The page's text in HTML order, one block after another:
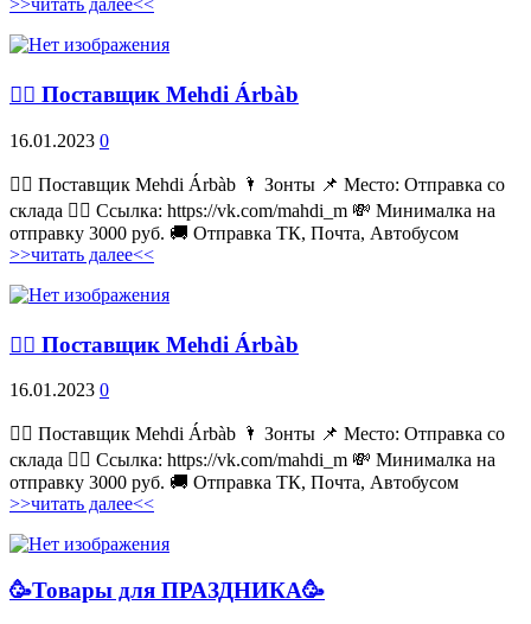
>>читать далее<<
💁‍♂ Поставщик Mehdi Árbàb
16.01.2023 0
💁‍♂ Поставщик Mehdi Árbàb 🌂 Зонты 📌 Место: Отправка со
склада 👉🏻 Ссылка: https://vk.com/mahdi_m 💸 Минималка на
отправку 3000 руб. 🚚 Отправка ТК, Почта, Автобусом
>>читать далее<<
💁‍♂ Поставщик Mehdi Árbàb
16.01.2023 0
💁‍♂ Поставщик Mehdi Árbàb 🌂 Зонты 📌 Место: Отправка со
склада 👉🏻 Ссылка: https://vk.com/mahdi_m 💸 Минималка на
отправку 3000 руб. 🚚 Отправка ТК, Почта, Автобусом
>>читать далее<<
🥳Товары для ПРАЗДНИКА🥳